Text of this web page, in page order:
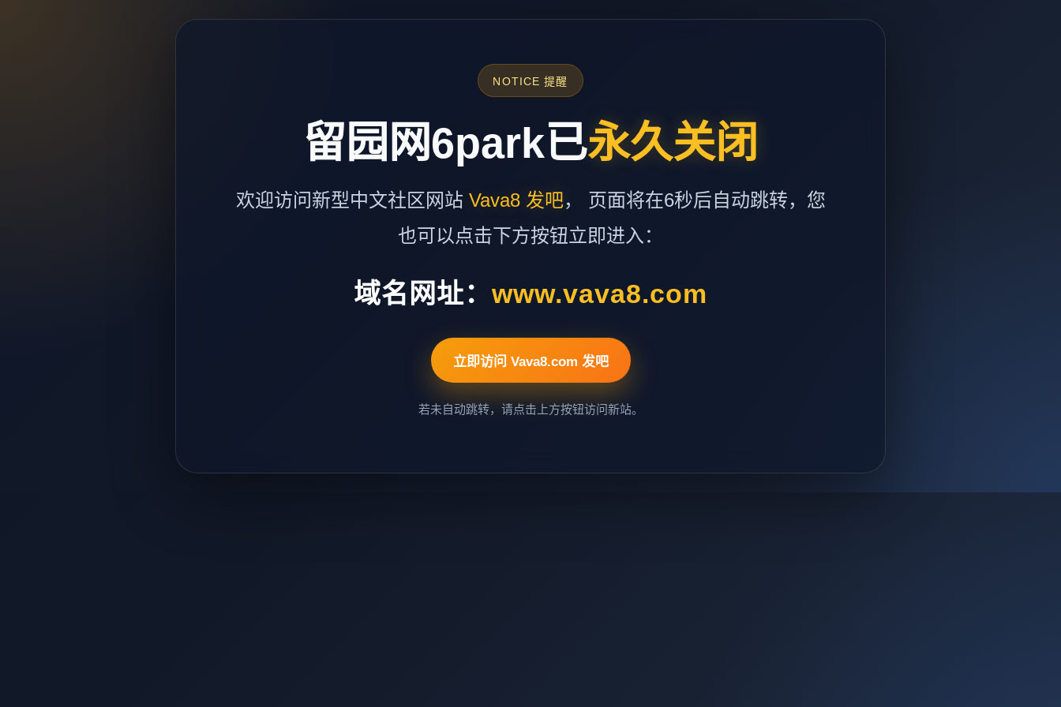
NOTICE 提醒
留园网6park已永久关闭
欢迎访问新型中文社区网站 Vava8 发吧， 页面将在6秒后自动跳转，您
也可以点击下方按钮立即进入：
域名网址： www.vava8.com
立即访问 Vava8.com 发吧
若未自动跳转，请点击上方按钮访问新站。